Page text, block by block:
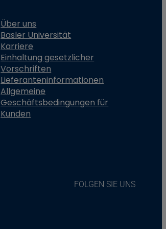
Über uns
Basler Universität
Karriere
Einhaltung gesetzlicher
Vorschriften
Lieferanteninformationen
Allgemeine
Geschäftsbedingungen für
Kunden
FOLGEN SIE UNS